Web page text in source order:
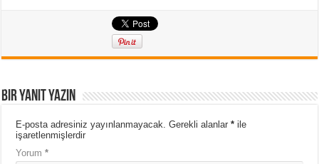
Bir yanıt yazın
E-posta adresiniz yayınlanmayacak. Gerekli alanlar* ile
işaretlenmişlerdir
Yorum*